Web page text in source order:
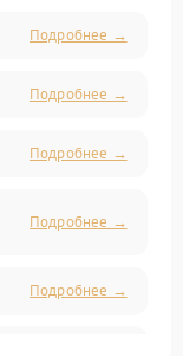
Подробнее →
Подробнее →
Подробнее →
Подробнее →
Подробнее →